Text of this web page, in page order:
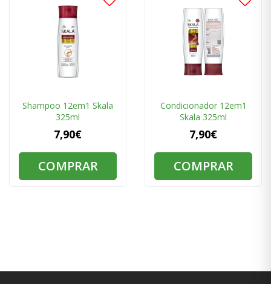
Shampoo 12em1 Skala
325ml
7,90€
COMPRAR
Condicionador 12em1
Skala 325ml
7,90€
COMPRAR